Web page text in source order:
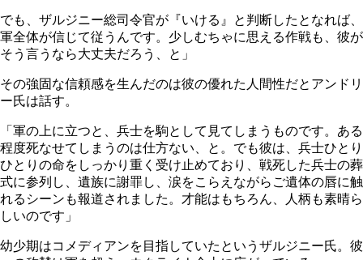
でも、ザルジニー総司令官が『いける』と判断したとなれば、
軍全体が信じて従うんです。少しむちゃに思える作戦も、彼が
そう言うなら大丈夫だろう、と」
その強固な信頼感を生んだのは彼の優れた人間性だとアンドリ
ー氏は話す。
「軍の上に立つと、兵士を駒として見てしまうものです。ある
程度死なせてしまうのは仕方ない、と。でも彼は、兵士ひとり
ひとりの命をしっかり重く受け止めており、戦死した兵士の葬
式に参列し、遺族に謝罪し、涙をこらえながらご遺体の唇に触
れるシーンも報道されました。才能はもちろん、人柄も素晴ら
しいのです」
幼少期はコメディアンを目指していたというザルジニー氏。彼